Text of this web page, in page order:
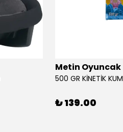
Metin Oyuncak
500 GR KİNETİK KUM
₺ 139.00